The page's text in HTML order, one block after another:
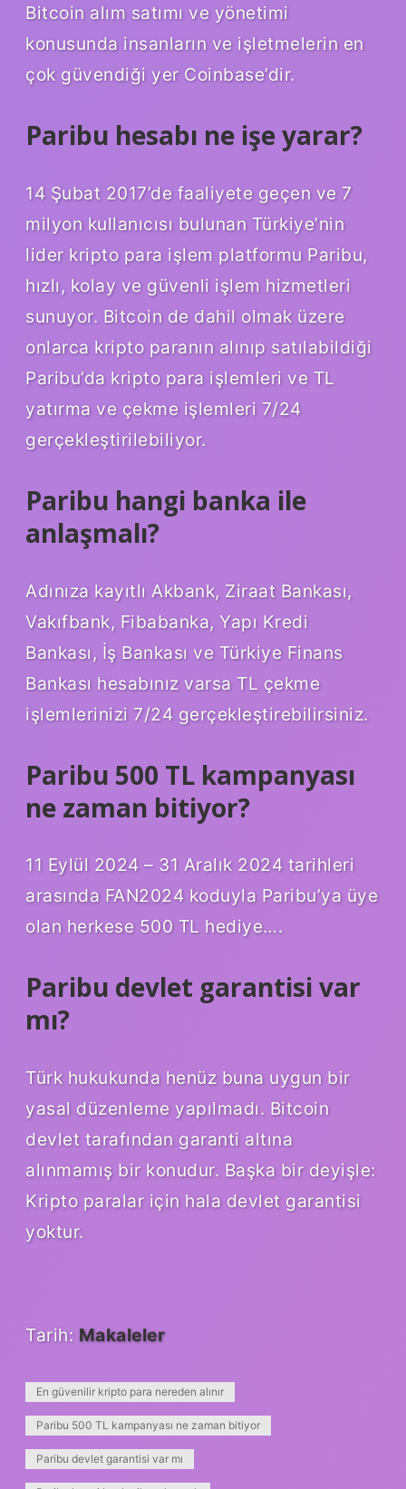
Bitcoin alım satımı ve yönetimi
konusunda insanların ve işletmelerin en
çok güvendiği yer Coinbase’dir.
Paribu hesabı ne işe yarar?
14 Şubat 2017’de faaliyete geçen ve 7
milyon kullanıcısı bulunan Türkiye’nin
lider kripto para işlem platformu Paribu,
hızlı, kolay ve güvenli işlem hizmetleri
sunuyor. Bitcoin de dahil olmak üzere
onlarca kripto paranın alınıp satılabildiği
Paribu’da kripto para işlemleri ve TL
yatırma ve çekme işlemleri 7/24
gerçekleştirilebiliyor.
Paribu hangi banka ile
anlaşmalı?
Adınıza kayıtlı Akbank, Ziraat Bankası,
Vakıfbank, Fibabanka, Yapı Kredi
Bankası, İş Bankası ve Türkiye Finans
Bankası hesabınız varsa TL çekme
işlemlerinizi 7/24 gerçekleştirebilirsiniz.
Paribu 500 TL kampanyası
ne zaman bitiyor?
11 Eylül 2024 – 31 Aralık 2024 tarihleri ​​
arasında FAN2024 koduyla Paribu’ya üye
olan herkese 500 TL hediye….
Paribu devlet garantisi var
mı?
Türk hukukunda henüz buna uygun bir
yasal düzenleme yapılmadı. Bitcoin
devlet tarafından garanti altına
alınmamış bir konudur. Başka bir deyişle:
Kripto paralar için hala devlet garantisi
yoktur.
Tarih: Makaleler
En güvenilir kripto para nereden alınır
Paribu 500 TL kampanyası ne zaman bitiyor
Paribu devlet garantisi var mı